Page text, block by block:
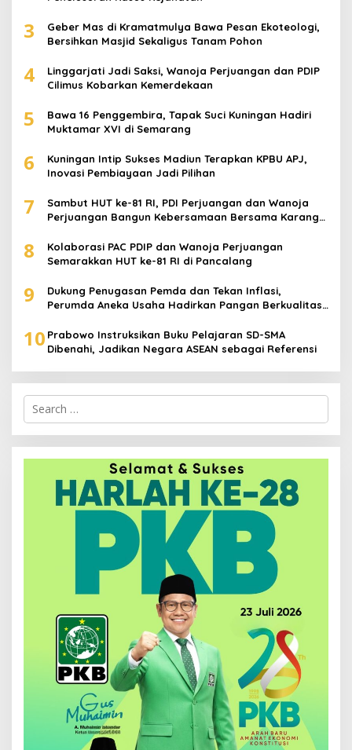
3
Geber Mas di Kramatmulya Bawa Pesan Ekoteologi,
Bersihkan Masjid Sekaligus Tanam Pohon
4
Linggarjati Jadi Saksi, Wanoja Perjuangan dan PDIP
Cilimus Kobarkan Kemerdekaan
5
Bawa 16 Penggembira, Tapak Suci Kuningan Hadiri
Muktamar XVI di Semarang
6
Kuningan Intip Sukses Madiun Terapkan KPBU APJ,
Inovasi Pembiayaan Jadi Pilihan
7
Sambut HUT ke-81 RI, PDI Perjuangan dan Wanoja
Perjuangan Bangun Kebersamaan Bersama Karang
8
Kolaborasi PAC PDIP dan Wanoja Perjuangan
Semarakkan HUT ke-81 RI di Pancalang
9
Dukung Penugasan Pemda dan Tekan Inflasi,
Perumda Aneka Usaha Hadirkan Pangan Berkualitas
10 Prabowo Instruksikan Buku Pelajaran SD-SMA
Dibenahi, Jadikan Negara ASEAN sebagai Referensi
Search
for: